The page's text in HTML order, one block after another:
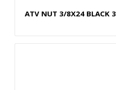
ATV NUT 3/8X24 BLACK